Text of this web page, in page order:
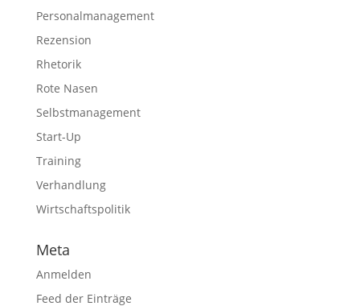
Personalmanagement
Rezension
Rhetorik
Rote Nasen
Selbstmanagement
Start-Up
Training
Verhandlung
Wirtschaftspolitik
Meta
Anmelden
Feed der Einträge